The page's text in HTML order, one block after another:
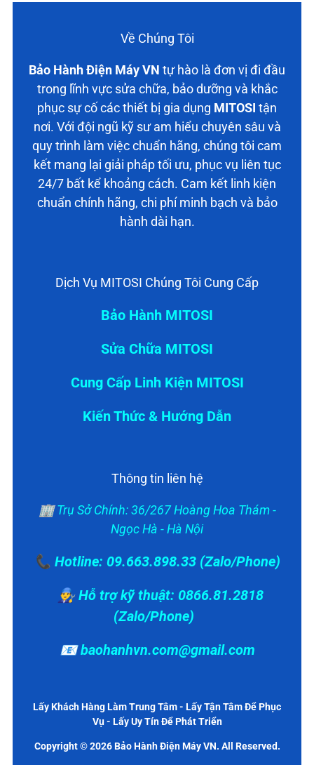
Về Chúng Tôi
Bảo Hành Điện Máy VN tự hào là đơn vị đi đầu
trong lĩnh vực sửa chữa, bảo dưỡng và khắc
phục sự cố các thiết bị gia dụng MITOSI tận
nơi. Với đội ngũ kỹ sư am hiểu chuyên sâu và
quy trình làm việc chuẩn hãng, chúng tôi cam
kết mang lại giải pháp tối ưu, phục vụ liên tục
24/7 bất kể khoảng cách. Cam kết linh kiện
chuẩn chính hãng, chi phí minh bạch và bảo
hành dài hạn.
Dịch Vụ MITOSI Chúng Tôi Cung Cấp
Bảo Hành MITOSI
Sửa Chữa MITOSI
Cung Cấp Linh Kiện MITOSI
Kiến Thức & Hướng Dẫn
Thông tin liên hệ
🏢 Trụ Sở Chính: 36/267 Hoàng Hoa Thám -
Ngọc Hà - Hà Nội
📞 Hotline: 09.663.898.33 (Zalo/Phone)
👨‍🔧 Hỗ trợ kỹ thuật: 0866.81.2818
(Zalo/Phone)
📧 baohanhvn.com@gmail.com
Lấy Khách Hàng Làm Trung Tâm - Lấy Tận Tâm Để Phục
Vụ - Lấy Uy Tín Để Phát Triển
Copyright © 2026 Bảo Hành Điện Máy VN. All Reserved.